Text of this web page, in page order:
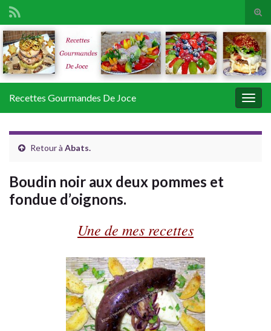
Search for:
Recettes Gourmandes De Joce
Retour à Abats.
Boudin noir aux deux pommes et
fondue d’oignons.
Une de mes recettes